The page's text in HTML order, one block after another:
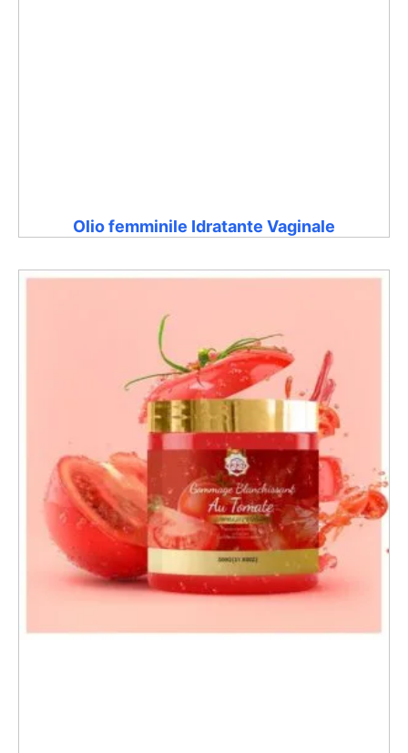
Olio femminile Idratante Vaginale